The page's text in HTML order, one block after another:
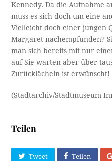
Kennedy. Da die Aufnahme
muss es sich doch um eine
Vielleicht doch einer jungen
Margaret nachempfunden?
man sich bereits mit nur
auf Sie warten aber über
Zurücklächeln ist erwünscht!
(Stadtarchiv/Stadtmuseum
Teilen
Tweet Teilen